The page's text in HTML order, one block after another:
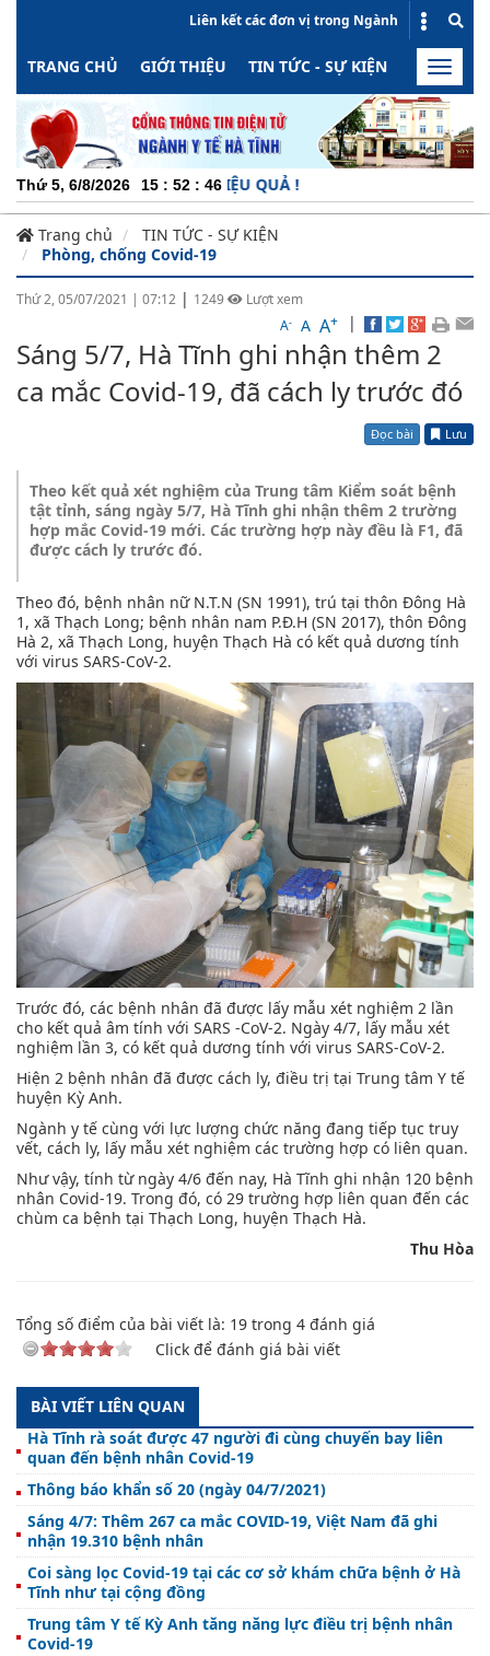
Liên kết các đơn vị trong Ngành
TRANG CHỦ GIỚI THIỆU TIN TỨC - SỰ KIỆN HOẠT
Toggle
Thứ 5, 6/8/2026 15 : 52 : 47
ĐỘNG - MINH BẠCH - HIỆU QUẢ !
Trang chủ
TIN TỨC - SỰ KIỆN
Phòng, chống Covid-19
Thứ 2, 05/07/2021 | 07:12 | 1249
Lượt xem
A- A A+ |
Sáng 5/7, Hà Tĩnh ghi nhận thêm 2
ca mắc Covid-19, đã cách ly trước đó
Đọc bài Lưu
Theo kết quả xét nghiệm của Trung tâm Kiểm soát bệnh
tật tỉnh, sáng ngày 5/7, Hà Tĩnh ghi nhận thêm 2 trường
hợp mắc Covid-19 mới. Các trường hợp này đều là F1, đã
được cách ly trước đó.
Theo đó, bệnh nhân nữ N.T.N (SN 1991), trú tại thôn Đông Hà
1, xã Thạch Long; bệnh nhân nam P.Đ.H (SN 2017), thôn Đông
Hà 2, xã Thạch Long, huyện Thạch Hà có kết quả dương tính
với virus SARS-CoV-2.
Trước đó, các bệnh nhân đã được lấy mẫu xét nghiệm 2 lần
cho kết quả âm tính với SARS -CoV-2. Ngày 4/7, lấy mẫu xét
nghiệm lần 3, có kết quả dương tính với virus SARS-CoV-2.
Hiện 2 bệnh nhân đã được cách ly, điều trị tại Trung tâm Y tế
huyện Kỳ Anh.
Ngành y tế cùng với lực lượng chức năng đang tiếp tục truy
vết, cách ly, lấy mẫu xét nghiệm các trường hợp có liên quan.
Như vậy, tính từ ngày 4/6 đến nay, Hà Tĩnh ghi nhận 120 bệnh
nhân Covid-19. Trong đó, có 29 trường hợp liên quan đến các
chùm ca bệnh tại Thạch Long, huyện Thạch Hà.
Thu Hòa
Tổng số điểm của bài viết là: 19 trong 4 đánh giá
Click để đánh giá bài viết
BÀI VIẾT LIÊN QUAN
Hà Tĩnh rà soát được 47 người đi cùng chuyến bay liên
quan đến bệnh nhân Covid-19
Thông báo khẩn số 20 (ngày 04/7/2021)
Sáng 4/7: Thêm 267 ca mắc COVID-19, Việt Nam đã ghi
nhận 19.310 bệnh nhân
Coi sàng lọc Covid-19 tại các cơ sở khám chữa bệnh ở Hà
Tĩnh như tại cộng đồng
Trung tâm Y tế Kỳ Anh tăng năng lực điều trị bệnh nhân
Covid-19